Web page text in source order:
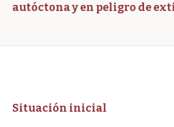
autóctona y en peligro de
Situación inicial